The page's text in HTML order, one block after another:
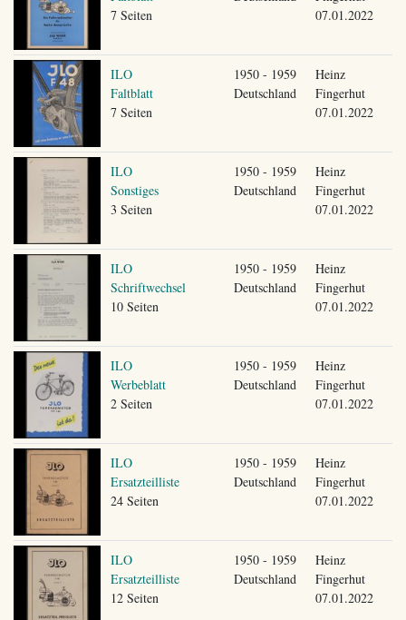
7 Seiten
07.01.2022
ILO
Faltblatt
7 Seiten
1950 - 1959
Deutschland
Heinz
Fingerhut
07.01.2022
ILO
Sonstiges
3 Seiten
1950 - 1959
Deutschland
Heinz
Fingerhut
07.01.2022
ILO
Schriftwechsel
10 Seiten
1950 - 1959
Deutschland
Heinz
Fingerhut
07.01.2022
ILO
Werbeblatt
2 Seiten
1950 - 1959
Deutschland
Heinz
Fingerhut
07.01.2022
ILO
Ersatzteilliste
24 Seiten
1950 - 1959
Deutschland
Heinz
Fingerhut
07.01.2022
ILO
Ersatzteilliste
12 Seiten
1950 - 1959
Deutschland
Heinz
Fingerhut
07.01.2022